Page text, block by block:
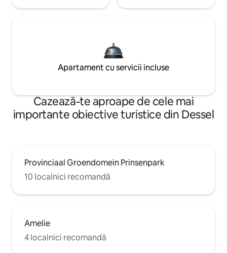
Apartament cu servicii incluse
Cazează-te aproape de cele mai
importante obiective turistice din Dessel
Provinciaal Groendomein Prinsenpark
10 localnici recomandă
Amelie
4 localnici recomandă